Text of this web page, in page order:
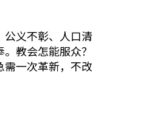
公义不彰、人口清
教会怎能服众？
一次革新，不改